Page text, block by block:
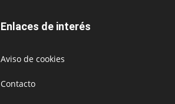
Enlaces de interés
Aviso de cookies
Contacto